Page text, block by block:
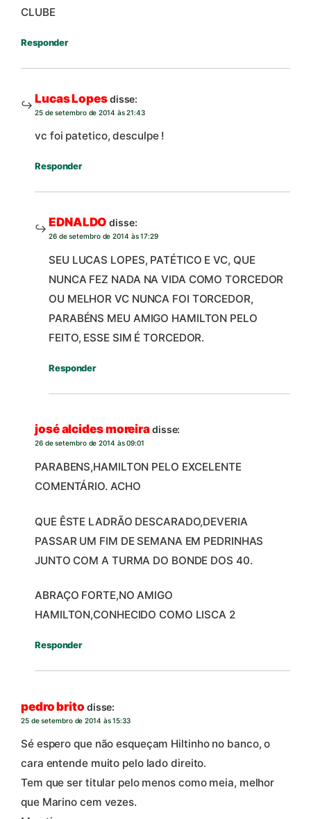
CLUBE
Responder
Lucas Lopesdisse:
25 de setembro de 2014 às 21:43
vc foi patetico, desculpe !
Responder
EDNALDO disse:
26 de setembro de 2014 às 17:29
SEU LUCAS LOPES, PATÉTICO E VC, QUE
NUNCA FEZ NADA NA VIDA COMO TORCEDOR
OU MELHOR VC NUNCA FOI TORCEDOR,
PARABÉNS MEU AMIGO HAMILTON PELO
FEITO, ESSE SIM É TORCEDOR.
Responder
josé alcides moreiradisse:
26 de setembro de 2014 às 09:01
PARABENS,HAMILTON PELO EXCELENTE
COMENTÁRIO. ACHO
QUE ÊSTE LADRÃO DESCARADO,DEVERIA
PASSAR UM FIM DE SEMANA EM PEDRINHAS
JUNTO COM A TURMA DO BONDE DOS 40.
ABRAÇO FORTE,NO AMIGO
HAMILTON,CONHECIDO COMO LISCA 2
Responder
pedro brito disse:
25 de setembro de 2014 às 15:33
Sé espero que não esqueçam Hiltinho no banco, o
cara entende muito pelo lado direito.
Tem que ser titular pelo menos como meia, melhor
que Marino cem vezes.